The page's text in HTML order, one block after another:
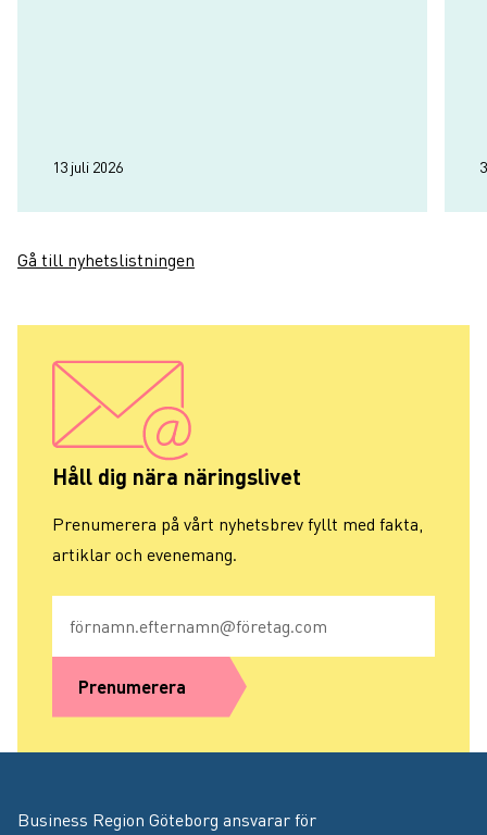
13 juli 2026
Gå till nyhetslistningen
Håll dig nära näringslivet
Prenumerera på vårt nyhetsbrev fyllt med fakta,
artiklar och evenemang.
Prenumerera
Business Region Göteborg ansvarar för